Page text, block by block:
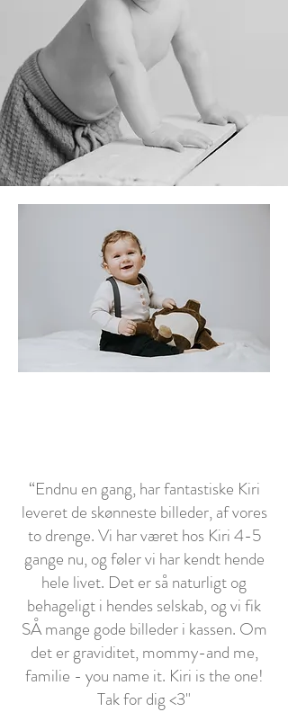
“Endnu en gang, har fantastiske Kiri
leveret de skønneste billeder, af vores
to drenge. Vi har været hos Kiri 4-5
gange nu, og føler vi har kendt hende
hele livet. Det er så naturligt og
behageligt i hendes selskab, og vi fik
SÅ mange gode billeder i kassen. Om
det er graviditet, mommy-and me,
familie - you name it. Kiri is the one!
Tak for dig <3"